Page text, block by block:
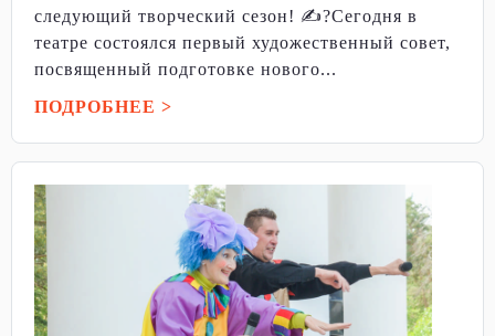
следующий творческий сезон! ✍?Сегодня в
театре состоялся первый художественный совет,
посвященный подготовке нового...
ПОДРОБНЕЕ >